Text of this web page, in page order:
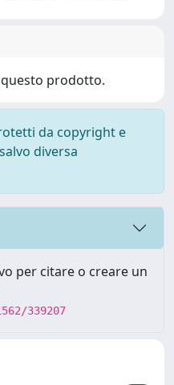
prodotto.
da copyright e
diversa
per citare o creare un
339207